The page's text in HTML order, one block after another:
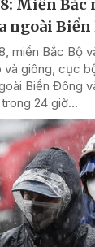
Miền Bắc
ngoài
miền Bắc Bộ
giông, cục
Biển Đông
24 giờ...